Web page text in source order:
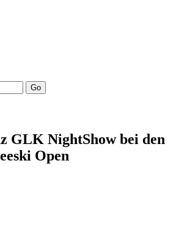
Go
GLK NightShow bei den
Open